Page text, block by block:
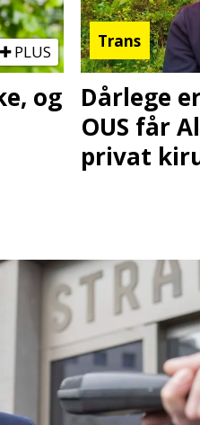
PLUS
og
Trans
Dårlege
OUS får
privat